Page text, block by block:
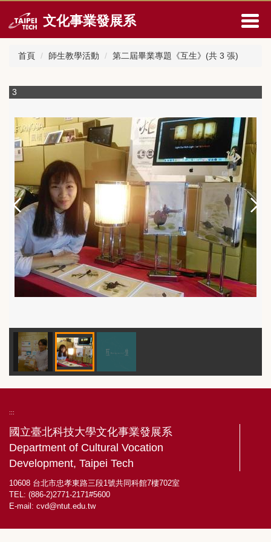
到
區
文化事業發展系
首頁 師生教學活動 第二屆畢業專題《互生》(共 3 張)
3
:::
國立臺北科技大學文化事業發展系
Department of Cultural Vocation
Development, Taipei Tech
10608 台北市忠孝東路三段1號共同科館7樓702室
TEL: (886-2)2771-2171#5600
E-mail: cvd@ntut.edu.tw